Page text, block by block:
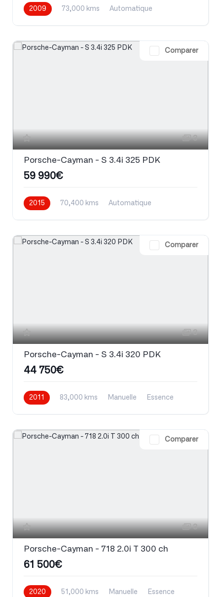
2009 73,000 kms
Automatique
Comparer
3
Porsche-Cayman - S 3.4i 325 PDK
59 990€
2015 70,400 kms
Automatique
Comparer
3
Porsche-Cayman - S 3.4i 320 PDK
44 750€
2011 83,000 kms Manuelle Essence
Comparer
3
Porsche-Cayman - 718 2.0i T 300 ch
61 500€
2020 51,000 kms Manuelle Essence